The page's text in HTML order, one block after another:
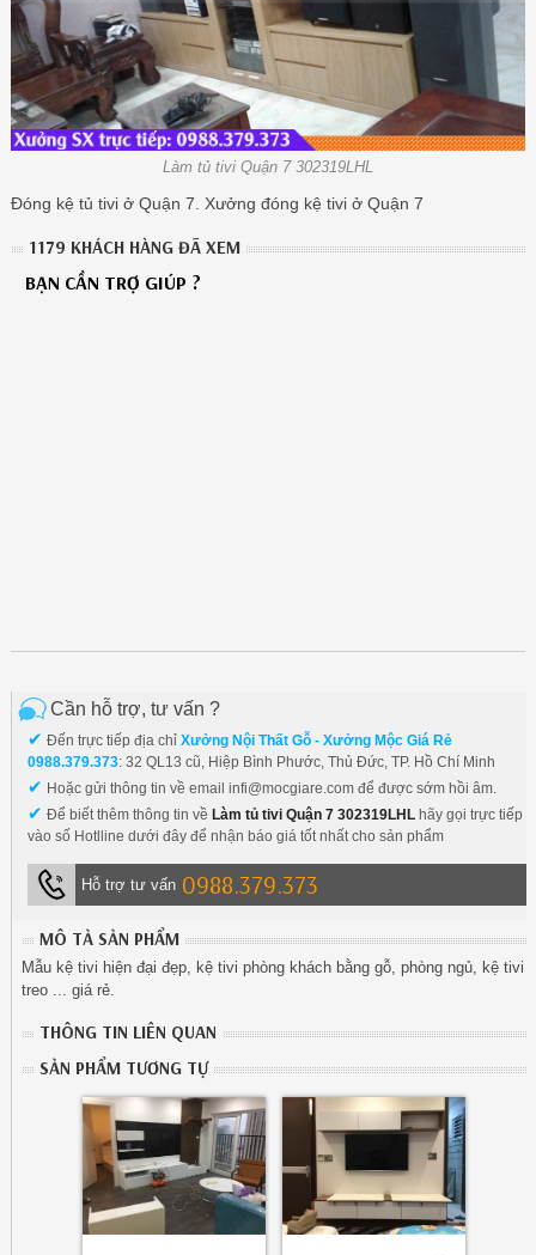
Làm tủ tivi Quận 7 302319LHL
Đóng kệ tủ tivi ở Quận 7. Xưởng đóng kệ tivi ở Quận 7
1179 KHÁCH HÀNG ĐÃ XEM
BẠN CẦN TRỢ GIÚP ?
Cần hỗ trợ, tư vấn ?
✔ Đến trực tiếp địa chỉ Xưởng Nội Thất Gỗ - Xưởng Mộc Giá Rẻ
0988.379.373: 32 QL13 cũ, Hiệp Bình Phước, Thủ Đức, TP. Hồ Chí Minh
✔ Hoặc gửi thông tin về email infi@mocgiare.com để được sớm hồi âm.
✔ Để biết thêm thông tin về Làm tủ tivi Quận 7 302319LHLhãy gọi trực tiếp
vào số Hotlline dưới đây để nhận báo giá tốt nhất cho sản phẩm
Hỗ trợ tư vấn 0988.379.373
MÔ TẢ SẢN PHẨM
Mẫu kệ tivi hiện đại đẹp, kệ tivi phòng khách bằng gỗ, phòng ngủ, kệ tivi
treo ... giá rẻ.
THÔNG TIN LIÊN QUAN
SẢN PHẨM TƯƠNG TỰ